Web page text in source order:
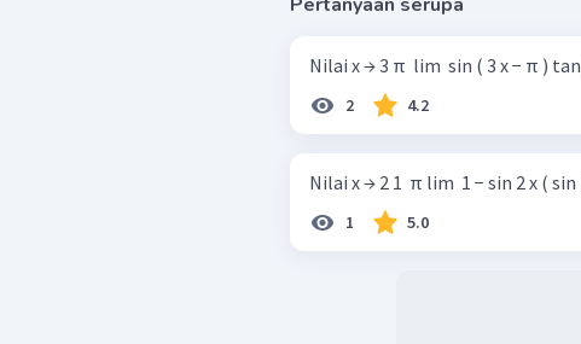
Nilai x → 3 π ​ lim ​ sin ( 3 x − π ) tan
2 4.2
Nilai x → 2 1 ​ π lim ​ 1 − sin 2 x ( sin
1 5.0